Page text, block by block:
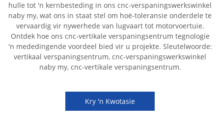
hulle tot 'n kernbesteding in ons cnc-verspaningswerkswinkel
naby my, wat ons in staat stel om hoë-toleransie onderdele te
vervaardig vir nywerhede van lugvaart tot motorvoertuie.
Ontdek hoe ons cnc-vertikale verspaningsentrum tegnologie
'n mededingende voordeel bied vir u projekte. Sleutelwoorde:
vertikaal verspaningsentrum, cnc-verspaningswerkswinkel
naby my, cnc-vertikale verspaningsentrum.
Kry 'n Kwotasie